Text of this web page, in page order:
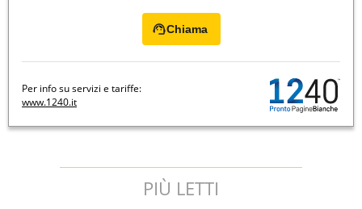
Chiama
Per info su servizi e tariffe:
www.1240.it
PIÙ LETTI